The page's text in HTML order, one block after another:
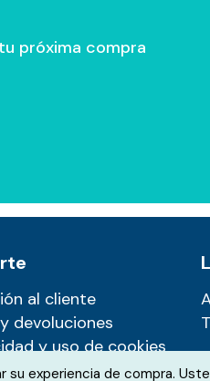
próxima compra
al cliente
devoluciones
y uso de cookies
su experiencia de compra.